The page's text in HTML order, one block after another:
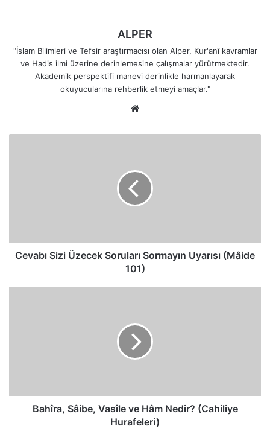
ALPER
"İslam Bilimleri ve Tefsir araştırmacısı olan Alper, Kur'anî kavramlar
ve Hadis ilmi üzerine derinlemesine çalışmalar yürütmektedir.
Akademik perspektifi manevi derinlikle harmanlayarak
okuyucularına rehberlik etmeyi amaçlar."
Cevabı Sizi Üzecek Soruları Sormayın Uyarısı (Mâide
101)
Bahîra, Sâibe, Vasîle ve Hâm Nedir? (Cahiliye
Hurafeleri)